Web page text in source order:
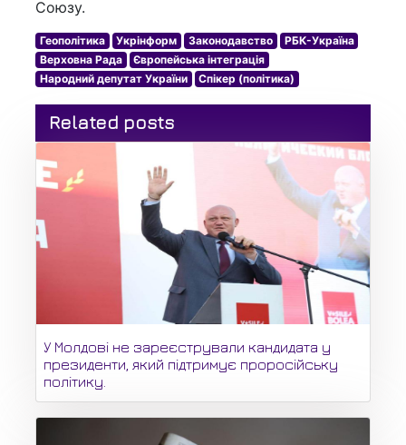
Союзу.
Геополітика Укрінформ Законодавство
РБК-Україна
Верховна Рада
Європейська інтеграція
Народний депутат України
Спікер (політика)
Related posts
У Молдові не зареєстрували кандидата у
президенти, який підтримує проросійську
політику.